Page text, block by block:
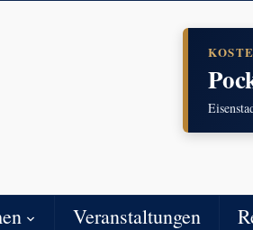
Veranstaltungen